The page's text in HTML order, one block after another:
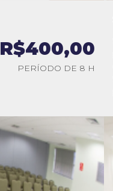
R$400,00
PERÍODO DE 8 H